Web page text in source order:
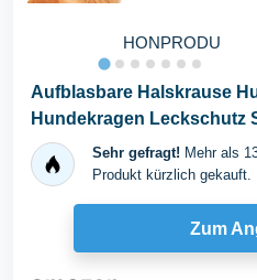
HONPRODU
Aufblasbare Halskrause
Hundekragen Leckschutz
Hundehalskrause...
Sehr gefragt! Mehr als
Produkt kürzlich gekauft.
Zum